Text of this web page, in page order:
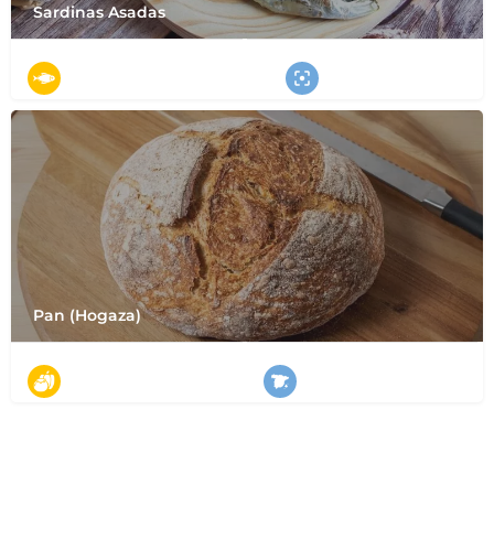
Sardinas Asadas
魚介類 スペインの中心
Pan (Hogaza)